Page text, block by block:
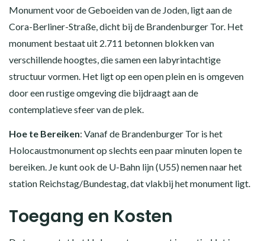
Monument voor de Geboeiden van de Joden, ligt aan de
Cora-Berliner-Straße, dicht bij de Brandenburger Tor. Het
monument bestaat uit 2.711 betonnen blokken van
verschillende hoogtes, die samen een labyrintachtige
structuur vormen. Het ligt op een open plein en is omgeven
door een rustige omgeving die bijdraagt aan de
contemplatieve sfeer van de plek.
Hoe te Bereiken: Vanaf de Brandenburger Tor is het
Holocaustmonument op slechts een paar minuten lopen te
bereiken. Je kunt ook de U-Bahn lijn (U55) nemen naar het
station Reichstag/Bundestag, dat vlakbij het monument ligt.
Toegang en Kosten